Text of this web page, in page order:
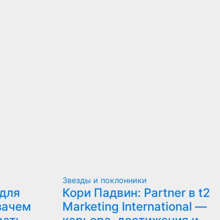
Звезды и поклонники
Кори Падвин: Partner в t2
Marketing International —